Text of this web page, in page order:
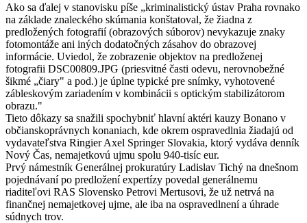
Ako sa ďalej v stanovisku píše „kriminalistický ústav Praha rovnako
na základe znaleckého skúmania konštatoval, že žiadna z
predložených fotografií (obrazových súborov) nevykazuje znaky
fotomontáže ani iných dodatočných zásahov do obrazovej
informácie. Uviedol, že zobrazenie objektov na predloženej
fotografii DSC00809.JPG (priesvitné časti odevu, nerovnobežné
šikmé „čiary" a pod.) je úplne typické pre snímky, vyhotovené
zábleskovým zariadením v kombinácii s optickým stabilizátorom
obrazu."
Tieto dôkazy sa snažili spochybniť hlavní aktéri kauzy Bonano v
občianskoprávnych konaniach, kde okrem ospravedlnia žiadajú od
vydavateľstva Ringier Axel Springer Slovakia, ktorý vydáva denník
Nový Čas, nemajetkovú ujmu spolu 940-tisíc eur.
Prvý námestník Generálnej prokuratúry Ladislav Tichý na dnešnom
pojednávaní po predložení expertízy povedal generálnemu
riaditeľovi RAS Slovensko Petrovi Mertusovi, že už netrvá na
finančnej nemajetkovej ujme, ale iba na ospravedlnení a úhrade
súdnych trov.